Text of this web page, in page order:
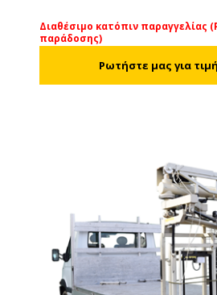
Διαθέσιμο κατόπιν παραγγελίας
παράδοσης)